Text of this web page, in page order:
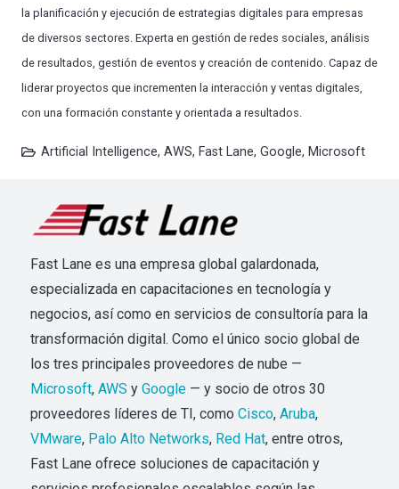
la planificación y ejecución de estrategias digitales para empresas
de diversos sectores. Experta en gestión de redes sociales, análisis
de resultados, gestión de eventos y creación de contenido. Capaz de
liderar proyectos que incrementen la interacción y ventas digitales,
con una formación constante y orientada a resultados.
Artificial Intelligence, AWS, Fast Lane, Google, Microsoft
Fast Lane es una empresa global galardonada,
especializada en capacitaciones en tecnología y
negocios, así como en servicios de consultoría para la
transformación digital. Como el único socio global de
los tres principales proveedores de nube —
Microsoft, AWS y Google — y socio de otros 30
proveedores líderes de TI, como Cisco, Aruba,
VMware, Palo Alto Networks, Red Hat, entre otros,
Fast Lane ofrece soluciones de capacitación y